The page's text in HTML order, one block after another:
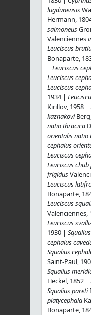
lugdunensis
Hermann,
salmoneus
Valenciennes
Leuciscus
Bonaparte,
| Leuciscus
Leuciscus
Leuciscus
1934 |
Kirillov, 1958 |
kaznakovi
natio thracica
orientalis natio
cephalus
Leuciscus
Leuciscus
frigidus
Leuciscus
Bonaparte,
Leuciscus
Valenciennes,
Leuciscus
1930 |
cephalus
Squalius
Saint-Paul,
Squalius
Heckel, 1852 |
Squalius pareti
platycephala
Bonaparte,